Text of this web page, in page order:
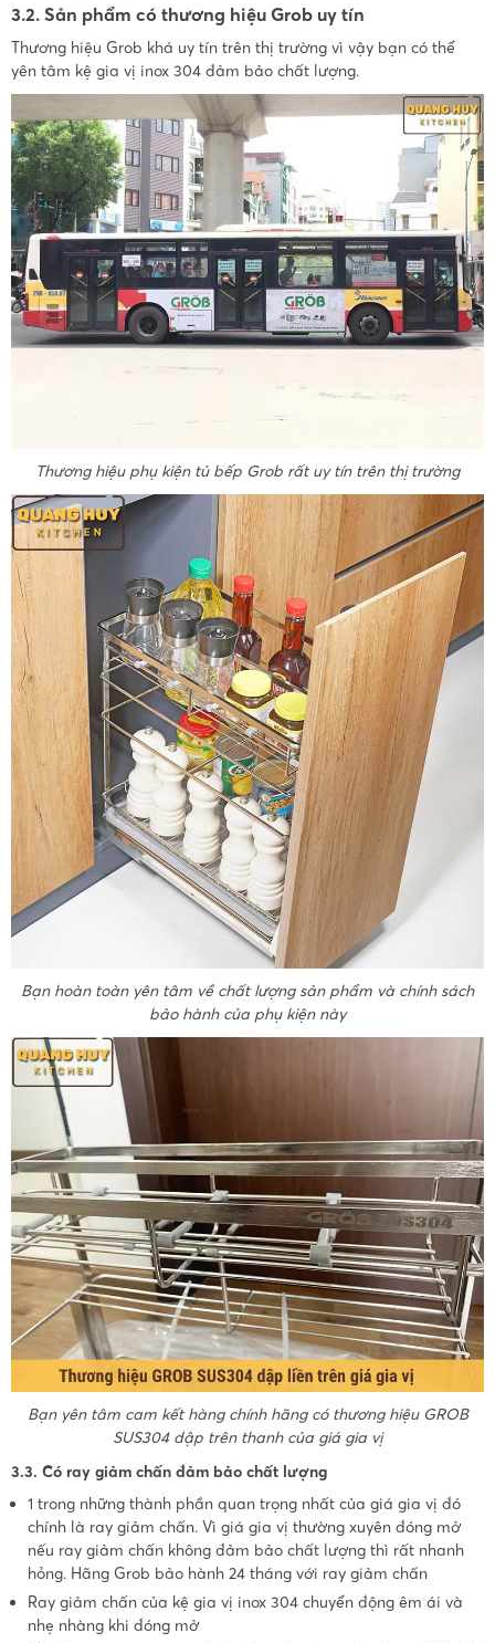
3.2. Sản phẩm có thương hiệu Grob uy tín
Thương hiệu Grob khá uy tín trên thị trường vì vậy bạn có thể
yên tâm kệ gia vị inox 304 đảm bảo chất lượng.
Thương hiệu phụ kiện tủ bếp Grob rất uy tín trên thị trường
Bạn hoàn toàn yên tâm về chất lượng sản phẩm và chính sách
bảo hành của phụ kiện này
Bạn yên tâm cam kết hàng chính hãng có thương hiệu GROB
SUS304 dập trên thanh của giá gia vị
3.3. Có ray giảm chấn đảm bảo chất lượng
1 trong những thành phần quan trọng nhất của giá gia vị đó
chính là ray giảm chấn. Vì giá gia vị thường xuyên đóng mở
nếu ray giảm chấn không đảm bảo chất lượng thì rất nhanh
hỏng. Hãng Grob bảo hành 24 tháng với ray giảm chấn
Ray giảm chấn của kệ gia vị inox 304 chuyển động êm ái và
nhẹ nhàng khi đóng mở